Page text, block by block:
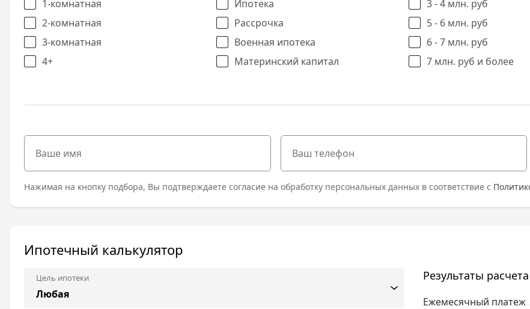
1-комнатная
2-комнатная
3-комнатная
4+
Ипотека
Рассрочка
Военная ипотека
Материнский капитал
3 - 4 млн. руб
5 - 6 млн. руб
6 - 7 млн. руб
7 млн. руб и более
Нажимая на кнопку подбора, Вы подтверждаете согласие на обработку персональных данных в соответствие с
Ипотечный калькулятор
Цель ипотеки Результаты расчета
Ежемесячный платеж